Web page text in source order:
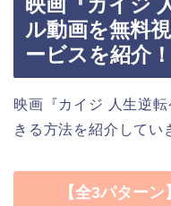
ル動画を無料
ービスを紹介！
映画『カイジ 人生逆
きる方法を紹介してい
【全3パター